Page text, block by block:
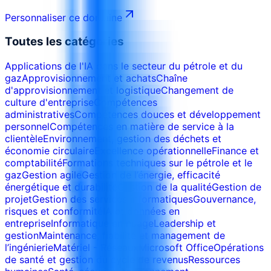
Personnaliser ce domaine
Toutes les catégories
Applications de l'IA dans le secteur du pétrole et du
gazApprovisionnement et achatsChaîne
d'approvisionnement et logistiqueChangement de
culture d'entrepriseCompétences
administrativesCompétences douces et développement
personnelCompétences en matière de service à la
clientèleEnvironnement, gestion des déchets et
économie circulaire Excellence opérationnelleFinance et
comptabilitéFormations techniques sur le pétrole et le
gazGestion agileGestion de l’énergie, efficacité
énergétique et durabilité
Gestion de la qualitéGestion de
projetGestion des services informatiquesGouvernance,
risques et conformité
IA et données en
entrepriseInformatique en nuageLeadership et
gestionMaintenance, fiabilité et management de
l’ingénierieMatériel - Réseaux Microsoft OfficeOpérations
de santé et gestion du cycle de revenusRessources